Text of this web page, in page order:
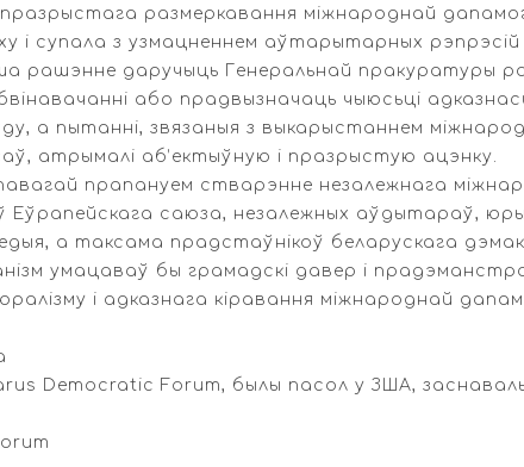
размеркавання міжнароднай
і супала з узмацненнем аўтарытарных рэпрэсій і
рашэнне даручыць Генеральнай пракуратуры
або прадвызначаць чыюсьці
а пытанні, звязаныя з выкарыстаннем
атрымалі аб’ектыўную і празрыстую ацэнку.
прапануем стварэнне незалежнага
Еўрапейскага саюза, незалежных аўдытараў,
а таксама прадстаўнікоў беларускага
умацаваў бы грамадскі давер і
і адказнага кіравання міжнароднай
Democratic Forum, былы пасол у ЗША,